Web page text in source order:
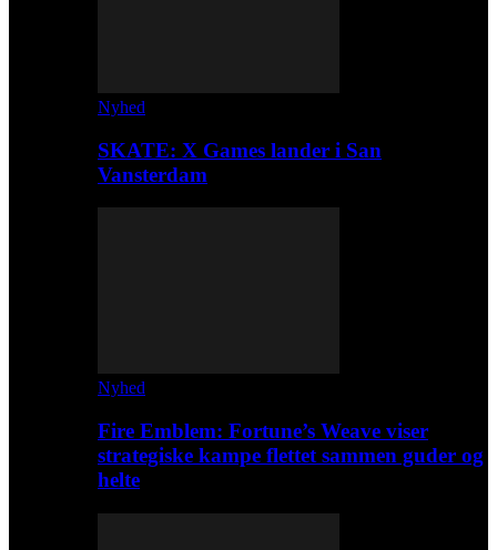
Nyhed
SKATE: X Games lander i San
Vansterdam
Nyhed
Fire Emblem: Fortune’s Weave viser
strategiske kampe flettet sammen guder og
helte